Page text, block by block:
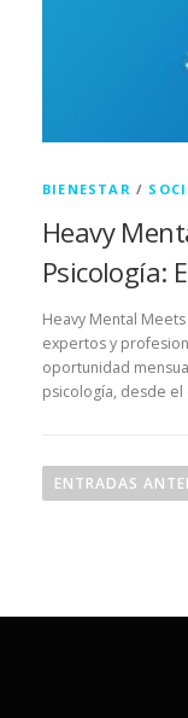
BIENESTAR /
Heavy
Psicología:
Heavy Mental
expertos y
oportunidad
psicología, desde el
aENTRADAS